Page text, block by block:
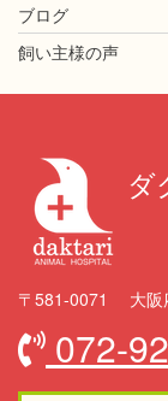
ブログ
飼い主様の声
ダ
〒581-0071 大阪
072-